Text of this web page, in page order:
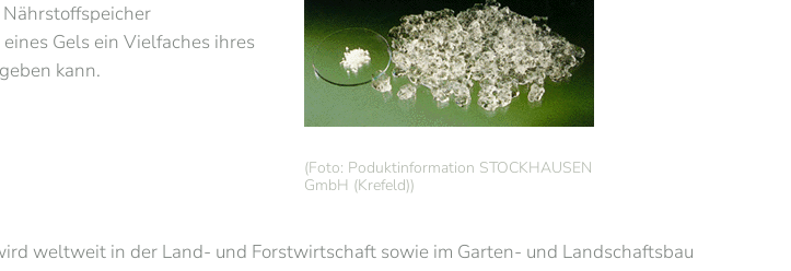
Gels ein Vielfaches ihres
kann.
(Foto: Poduktinformation STOCKHAUSEN
GmbH (Krefeld))
weltweit in der Land- und Forstwirtschaft sowie im Garten- und Landschaftsbau